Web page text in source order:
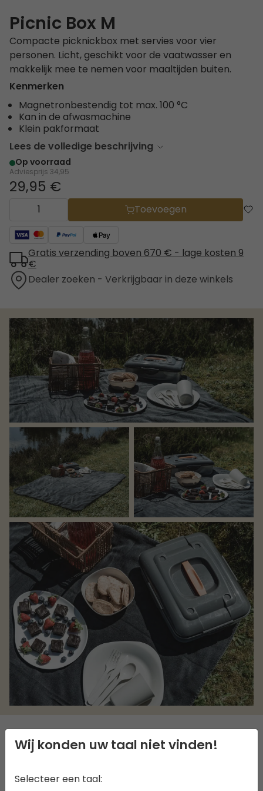
Picnic Box M
Compacte picknickbox met servies voor vier
personen. Licht, geschikt voor de vaatwasser en
makkelijk mee te nemen voor maaltijden buiten.
Kenmerken
Magnetronbestendig tot max. 100 °C
Kan in de afwasmachine
Klein pakformaat
Lees de volledige beschrijving
Op voorraad
Adviesprijs 34,95
29,95 €
Toevoegen
Gratis verzending boven 670 € - lage kosten 9
€
Dealer zoeken - Verkrijgbaar in deze winkels
BESCHRIJVING
De praktische en compacte Picnic Box M bevat
Wij konden uw taal niet vinden!
Selecteer een taal: